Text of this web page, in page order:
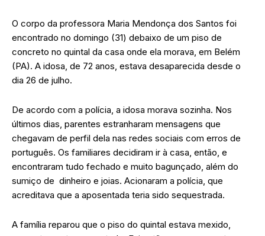
O corpo da professora Maria Mendonça dos Santos foi
encontrado no domingo (31) debaixo de um piso de
concreto no quintal da casa onde ela morava, em Belém
(PA). A idosa, de 72 anos, estava desaparecida desde o
dia 26 de julho.
De acordo com a polícia, a idosa morava sozinha. Nos
últimos dias, parentes estranharam mensagens que
chegavam de perfil dela nas redes sociais com erros de
português. Os familiares decidiram ir à casa, então, e
encontraram tudo fechado e muito bagunçado, além do
sumiço de dinheiro e joias. Acionaram a polícia, que
acreditava que a aposentada teria sido sequestrada.
A família reparou que o piso do quintal estava mexido,